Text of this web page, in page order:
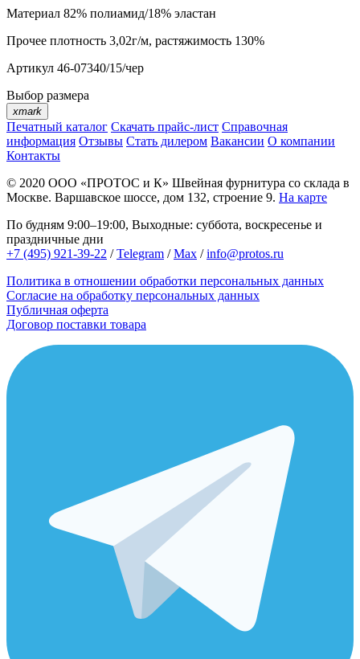
Материал 82% полиамид/18% эластан
Прочее плотность 3,02г/м, растяжимость 130%
Артикул 46-07340/15/чер
Выбор размера
xmark
Печатный каталог Скачать прайс-лист Справочная
информация Отзывы Стать дилером Вакансии О компании
Контакты
© 2020 ООО «ПРОТОС и К» Швейная фурнитура со склада в
Москве. Варшавское шоссе, дом 132, строение 9. На карте
По будням 9:00–19:00, Выходные: суббота, воскресенье и
праздничные дни
+7 (495) 921-39-22 /Telegram /Max /info@protos.ru
Политика в отношении обработки персональных данных
Согласие на обработку персональных данных
Публичная оферта
Договор поставки товара